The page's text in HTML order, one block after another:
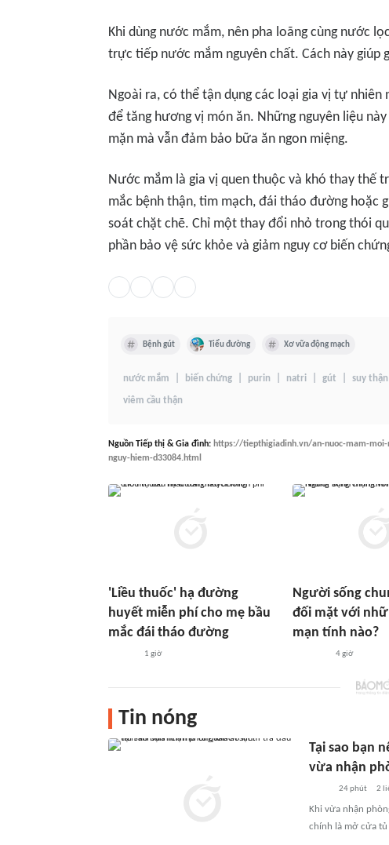
Khi dùng nước mắm, nên pha loãng cùng nước
trực tiếp nước mắm nguyên chất. Cách này giúp
Ngoài ra, có thể tận dụng các loại gia vị tự
để tăng hương vị món ăn. Những nguyên liệu
mặn mà vẫn đảm bảo bữa ăn ngon miệng.
Nước mắm là gia vị quen thuộc và khó thay thế
mắc bệnh thận, tim mạch, đái tháo đường hoặc
soát chặt chẽ. Chỉ một thay đổi nhỏ trong thói
phần bảo vệ sức khỏe và giảm nguy cơ biến
Bệnh gút Tiểu đường Xơ vữa động mạch
nước mắm biến chứng purin natri gút suy thận
viêm cầu thận
Nguồn Tiếp thị & Gia đình: https://tiepthigiadinh.vn/an-nuoc-mam-
nguy-hiem-d33084.html
'Liều thuốc' hạ đường
huyết miễn phí cho mẹ bầu
mắc đái tháo đường
1 giờ
Người sống
đối mặt với
mạn tính nào?
4 giờ
Tin nóng
Tại sao bạn
vừa nhận
24 phút 2
Khi vừa nhận
chính là mở cửa tủ